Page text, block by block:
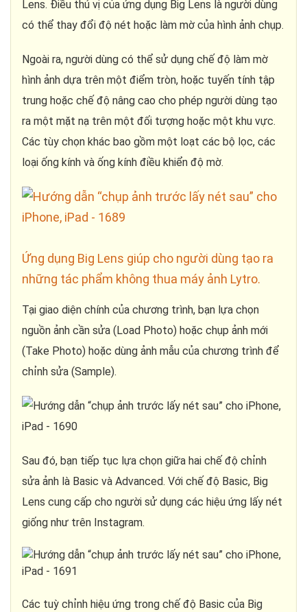
Lens. Điều thú vị của ứng dụng Big Lens là người dùng
có thể thay đổi độ nét hoặc làm mờ của hình ảnh chụp.
Ngoài ra, người dùng có thể sử dụng chế độ làm mờ
hình ảnh dựa trên một điểm tròn, hoặc tuyến tính tập
trung hoặc chế độ nâng cao cho phép người dùng tạo
ra một mặt nạ trên một đối tượng hoặc một khu vực.
Các tùy chọn khác bao gồm một loạt các bộ lọc, các
loại ống kính và ống kính điều khiển độ mờ.
Ứng dụng Big Lens giúp cho người dùng tạo ra
những tác phẩm không thua máy ảnh Lytro.
Tại giao diện chính của chương trình, bạn lựa chọn
nguồn ảnh cần sửa (Load Photo) hoặc chụp ảnh mới
(Take Photo) hoặc dùng ảnh mẫu của chương trình để
chỉnh sửa (Sample).
Sau đó, bạn tiếp tục lựa chọn giữa hai chế độ chỉnh
sửa ảnh là Basic và Advanced. Với chế độ Basic, Big
Lens cung cấp cho người sử dụng các hiệu ứng lấy nét
giống như trên Instagram.
Các tuỳ chỉnh hiệu ứng trong chế độ Basic của Big